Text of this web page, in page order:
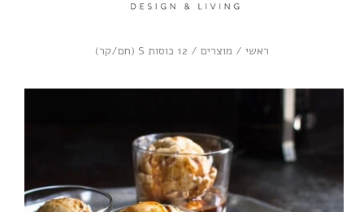
ראשי / מוצרים / 12 כוסות S (חם/קר)